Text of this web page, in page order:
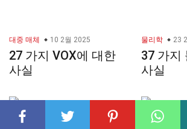
대중 매체 10 2월 2025
27 가지 VOX에 대한
사실
물리학 23
37 가지
사실